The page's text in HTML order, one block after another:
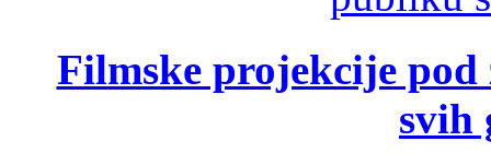
Filmske projekcije
svih